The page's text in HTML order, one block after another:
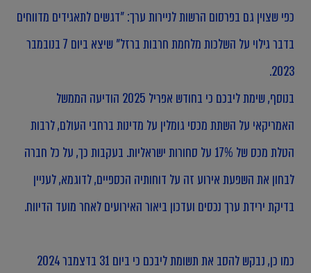
כפי שצוין גם בפרסום הרשות לניירות ערך: "דגשים לתאגידים מדווחים
בדבר גילוי על השלכות מלחמת חרבות ברזל" שיצא ביום 7 בנובמבר
2023.
בנוסף, שימת ליבכם כי בחודש אפריל 2025 הודיעה הממשל
האמריקאי על השתת מכסי גומלין על מדינות ברחבי העולם, לרבות
הטלת מכס של 17% על סחורות ישראליות. בעקבות כך, על כל חברה
לבחון את השפעת אירוע זה על דוחותיה הכספיים, לדוגמא, לעניין
בדיקת ירידת ערך נכסים ועדכון ביאור האירועים לאחר מועד הדיווח.
כמו כן, נבקש להסב את תשומת ליבכם כי ביום 31 בדצמבר 2024